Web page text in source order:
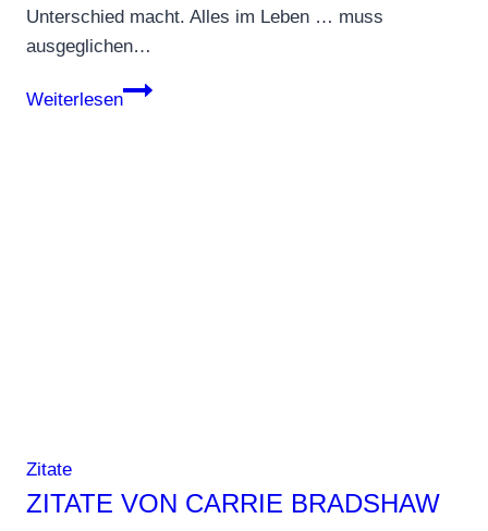
Unterschied macht. Alles im Leben … muss
ausgeglichen…
Weiterlesen
Zitate
Zitate
ZITATE VON CARRIE BRADSHAW